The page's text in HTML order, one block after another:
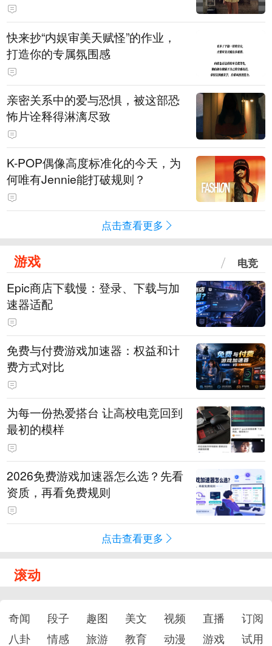
快来抄“内娱审美天赋怪”的作业，
打造你的专属氛围感
亲密关系中的爱与恐惧，被这部恐
怖片诠释得淋漓尽致
K-POP偶像高度标准化的今天，为
何唯有Jennie能打破规则？
点击查看更多
游戏 电竞
Epic商店下载慢：登录、下载与加
速器适配
免费与付费游戏加速器：权益和计
费方式对比
为每一份热爱搭台 让高校电竞回到
最初的模样
2026免费游戏加速器怎么选？先看
资质，再看免费规则
点击查看更多
滚动
奇闻 段子 趣图 美文 视频 直播
订阅
八卦
情感 旅游 教育 动漫 游戏 试用